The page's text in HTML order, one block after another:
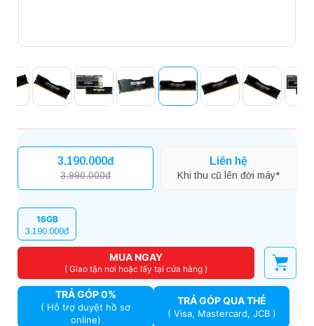
3.190.000đ
3.990.000đ
Liên hệ
Khi thu cũ lên đời máy*
16GB
3.190.000đ
MUA NGAY
( Giao tận nơi hoặc lấy tại cửa hàng )
TRẢ GÓP 0%
( Hỗ trợ duyệt hồ sơ
online)
TRẢ GÓP QUA THẺ
( Visa, Mastercard, JCB )